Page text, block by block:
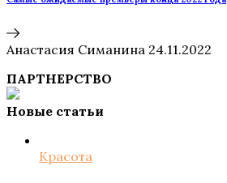
Анастасия Симанина 24.11.2022
ПАРТНЕРСТВО
Новые статьи
Красота